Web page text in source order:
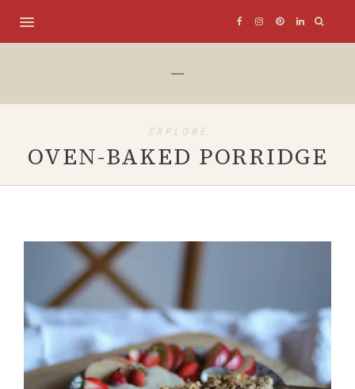
EXPLORE
OVEN-BAKED PORRIDGE